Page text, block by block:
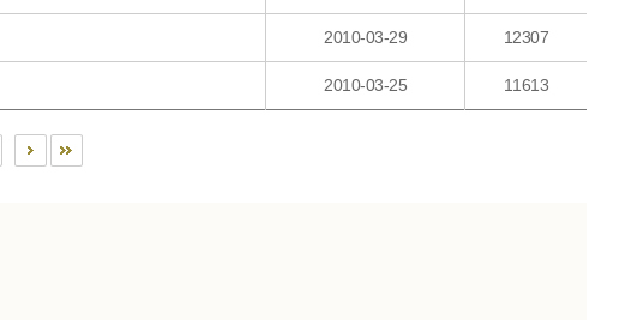
2010-03-29 12307
2010-03-25 11613